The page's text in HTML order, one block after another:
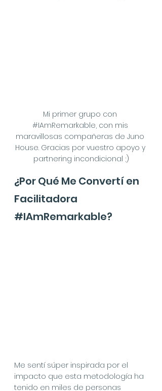
Mi primer grupo con
#IAmRemarkable, con mis
maravillosas compañeras de Juno
House. Gracias por vuestro apoyo y
partnering incondicional ;)
¿Por Qué Me Convertí en
Facilitadora
#IAmRemarkable?
Me sentí súper inspirada por el
impacto que esta metodología ha
tenido en miles de personas